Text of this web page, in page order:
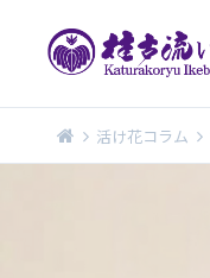
活け花コラム